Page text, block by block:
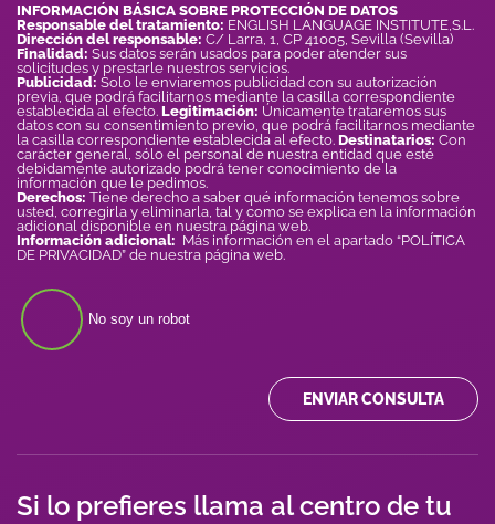
INFORMACIÓN BÁSICA SOBRE PROTECCIÓN DE DATOS
Responsable del tratamiento: ENGLISH LANGUAGE INSTITUTE,S.L.
Dirección del responsable: C/ Larra, 1, CP 41005, Sevilla (Sevilla)
Finalidad: Sus datos serán usados para poder atender sus
solicitudes y prestarle nuestros servicios.
Publicidad: Solo le enviaremos publicidad con su autorización
previa, que podrá facilitarnos mediante la casilla correspondiente
establecida al efecto. Legitimación: Únicamente trataremos sus
datos con su consentimiento previo, que podrá facilitarnos mediante
la casilla correspondiente establecida al efecto. Destinatarios: Con
carácter general, sólo el personal de nuestra entidad que esté
debidamente autorizado podrá tener conocimiento de la
información que le pedimos.
Derechos: Tiene derecho a saber qué información tenemos sobre
usted, corregirla y eliminarla, tal y como se explica en la información
adicional disponible en nuestra página web.
Información adicional: Más información en el apartado “POLÍTICA
DE PRIVACIDAD” de nuestra página web.
No soy un robot
ENVIAR CONSULTA
Si lo prefieres llama al centro de tu